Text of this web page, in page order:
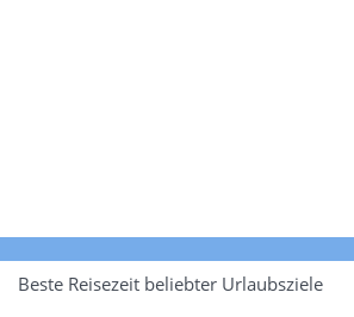
Beste Reisezeit beliebter Urlaubsziele